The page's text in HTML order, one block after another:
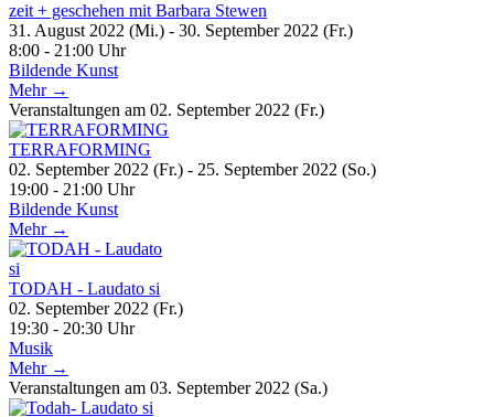
zeit + geschehen mit Barbara Stewen
31. August 2022 (Mi.) - 30. September 2022 (Fr.)
8:00 - 21:00 Uhr
Bildende Kunst
Mehr →
Veranstaltungen am 02. September 2022 (Fr.)
TERRAFORMING
02. September 2022 (Fr.) - 25. September 2022 (So.)
19:00 - 21:00 Uhr
Bildende Kunst
Mehr →
TODAH - Laudato si
02. September 2022 (Fr.)
19:30 - 20:30 Uhr
Musik
Mehr →
Veranstaltungen am 03. September 2022 (Sa.)